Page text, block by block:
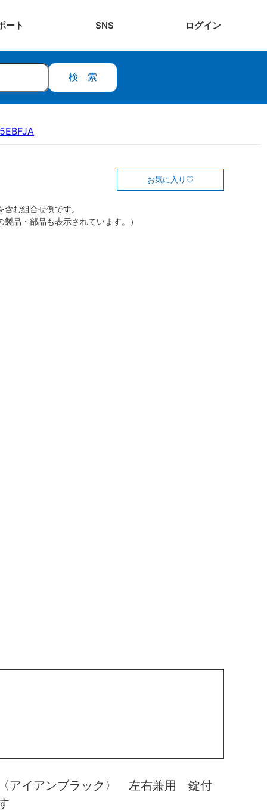
ート SNS ログイン
検索
お気に入り
む組合せ例です。
製品・部品も表示されています。）
イアンブラック〉 左右兼用 錠付